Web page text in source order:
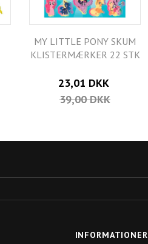
MY LITTLE PONY SKUM
KLISTERMÆRKER 22 STK
23,01 DKK
39,00 DKK
INFORMATIONER